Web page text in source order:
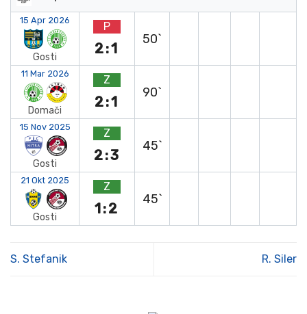
15 Apr 2026
Gosti
P
2:1
50`
11 Mar 2026
Domači
Z
2:1
90`
15 Nov 2025
Gosti
Z
2:3
45`
21 Okt 2025
Gosti
Z
1:2
45`
S. Stefanik R. Siler